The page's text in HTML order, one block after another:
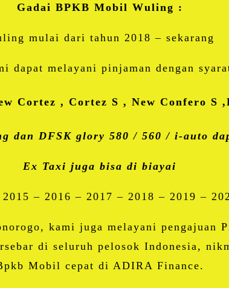
Gadai BPKB Mobil Wuling :
mulai dari tahun 2018 – sekarang
dapat melayani pinjaman dengan
Cortez , Cortez S , New Confero S
dan DFSK glory 580 / 560 / i-auto
Ex Taxi juga bisa di biayai
– 2016 – 2017 – 2018 – 2019 –
kami juga melayani pengajuan
di seluruh pelosok Indonesia,
Mobil cepat di ADIRA Finance.